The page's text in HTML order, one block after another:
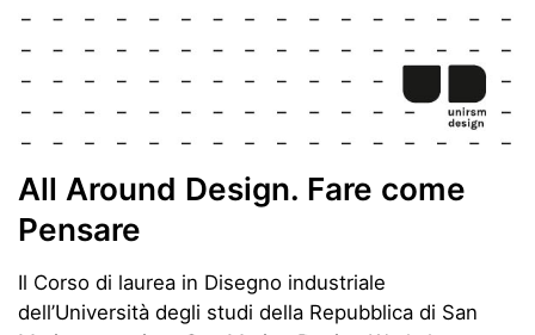
All Around Design. Fare come
Pensare
Il Corso di laurea in Disegno industriale
dell’Università degli studi della Repubblica di San